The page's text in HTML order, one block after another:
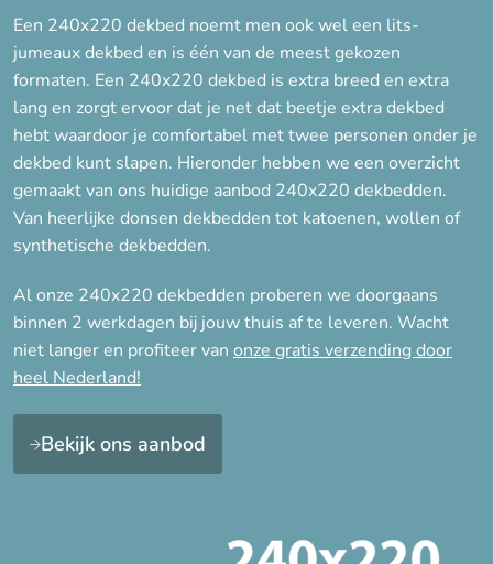
Een 240x220 dekbed noemt men ook wel een lits-
jumeaux dekbed en is één van de meest gekozen
formaten. Een 240x220 dekbed is extra breed en extra
lang en zorgt ervoor dat je net dat beetje extra dekbed
hebt waardoor je comfortabel met twee personen onder je
dekbed kunt slapen. Hieronder hebben we een overzicht
gemaakt van ons huidige aanbod 240x220 dekbedden.
Van heerlijke donsen dekbedden tot katoenen, wollen of
synthetische dekbedden.
Al onze 240x220 dekbedden proberen we doorgaans
binnen 2 werkdagen bij jouw thuis af te leveren. Wacht
niet langer en profiteer van onze gratis verzending door
heel Nederland!
Bekijk ons aanbod
Veren
Wol
Zijde
Seizoen
4-seizoenen
Lente/Herfst, Winter
Zomer
Warmteklasse
extra)